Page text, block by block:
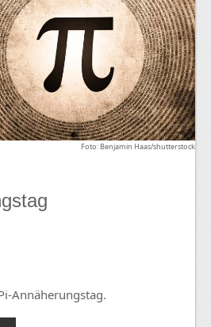
Foto: Benjamin Haas/shutterstock
Annäherungstag.